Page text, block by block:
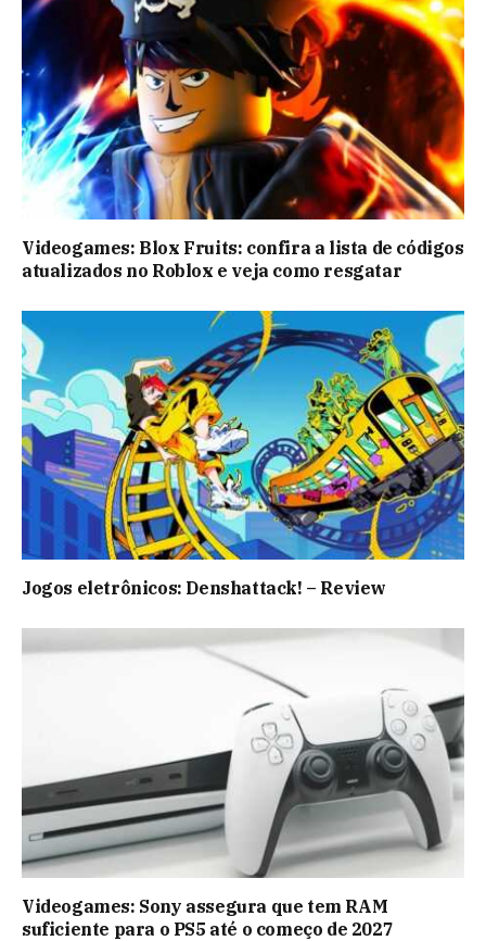
Videogames: Blox Fruits: confira a lista de códigos
atualizados no Roblox e veja como resgatar
Jogos eletrônicos: Denshattack! – Review
Videogames: Sony assegura que tem RAM
suficiente para o PS5 até o começo de 2027